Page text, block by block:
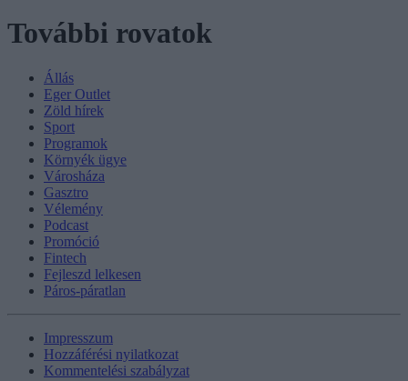
További rovatok
Állás
Eger Outlet
Zöld hírek
Sport
Programok
Környék ügye
Városháza
Gasztro
Vélemény
Podcast
Promóció
Fintech
Fejleszd lelkesen
Páros-páratlan
Impresszum
Hozzáférési nyilatkozat
Kommentelési szabályzat